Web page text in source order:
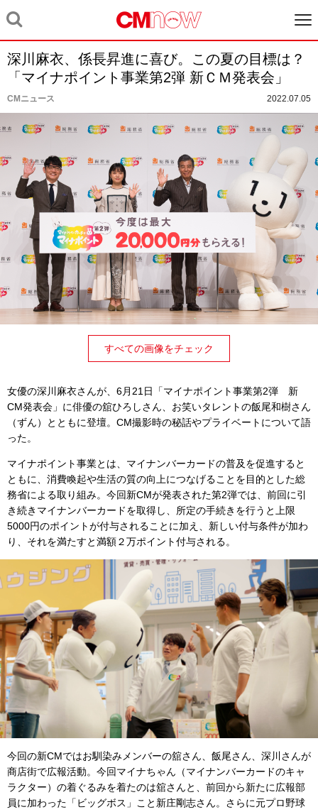
深川麻衣、係長昇進に喜び。この夏の目標は？
「マイナポイント事業第2弾 新ＣＭ発表会」
CMニュース 2022.07.05
すべての画像をチェック
女優の深川麻衣さんが、6月21日「マイナポイント事業第2弾 新
CM発表会」に俳優の舘ひろしさん、お笑いタレントの飯尾和樹さん
（ずん）とともに登壇。CM撮影時の秘話やプライベートについて語
った。
マイナポイント事業とは、マイナンバーカードの普及を促進すると
ともに、消費喚起や生活の質の向上につなげることを目的とした総
務省による取り組み。今回新CMが発表された第2弾では、前回に引
き続きマイナンバーカードを取得し、所定の手続きを行うと上限
5000円のポイントが付与されることに加え、新しい付与条件が加わ
り、それを満たすと満額２万ポイント付与される。
今回の新CMではお馴染みメンバーの舘さん、飯尾さん、深川さんが
商店街で広報活動。今回マイナちゃん（マイナンバーカードのキャ
ラクター）の着ぐるみを着たのは舘さんと、前回から新たに広報部
員に加わった「ビッグボス」こと新庄剛志さん。さらに元プロ野球